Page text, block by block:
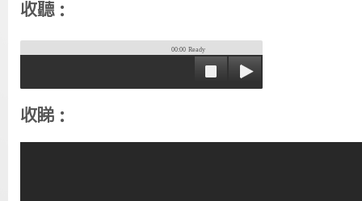
收聽：
00:00 Ready
收睇：